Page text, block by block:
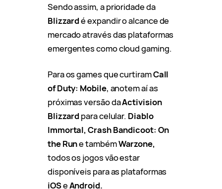
Sendo assim, a prioridade da
Blizzardé expandir o alcance de
mercado através das plataformas
emergentes como cloud gaming.
Para os games que curtiramCall
of Duty: Mobile, anotem aí as
próximas versão daActivision
Blizzardpara celular. Diablo
Immortal, Crash Bandicoot: On
the Rune tambémWarzone,
todos os jogos vão estar
disponíveis para as plataformas
iOSeAndroid.